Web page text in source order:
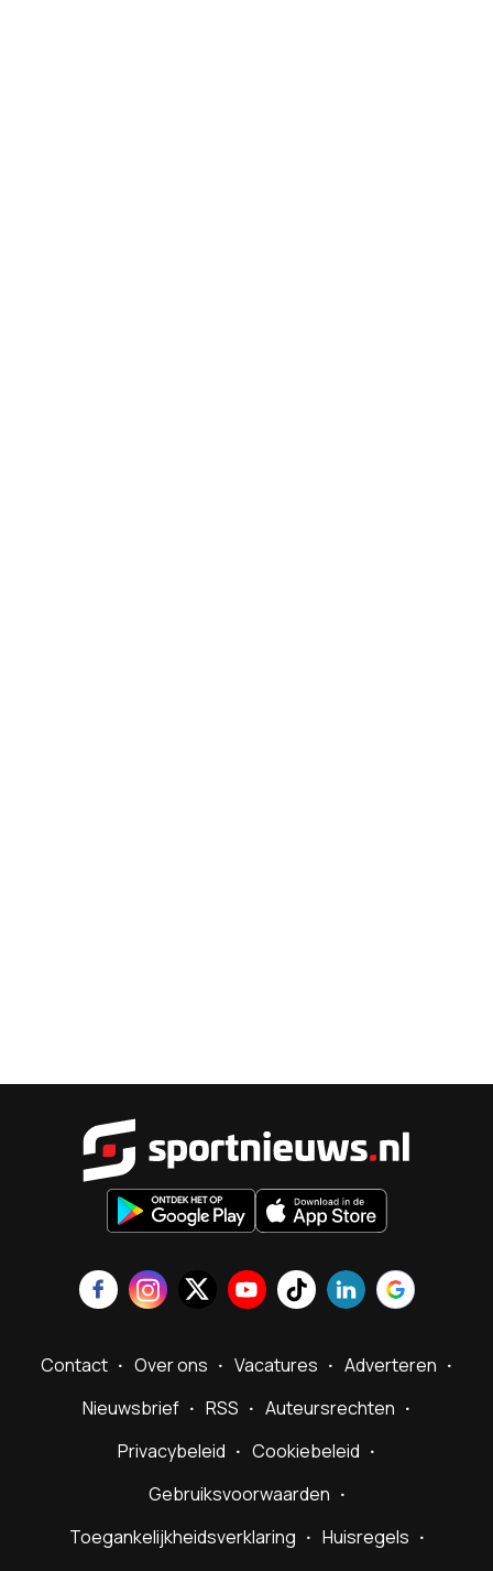
Contact Over ons Vacatures
Adverteren
Nieuwsbrief
RSS
Auteursrechten
Privacybeleid
Cookiebeleid
Gebruiksvoorwaarden
Toegankelijkheidsverklaring
Huisregels